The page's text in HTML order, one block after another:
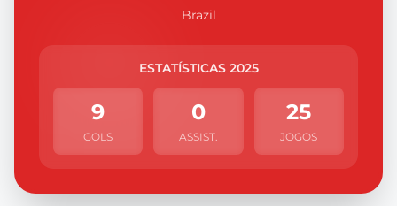
Brazil
ESTATÍSTICAS 2025
9
GOLS
0
ASSIST.
25
JOGOS